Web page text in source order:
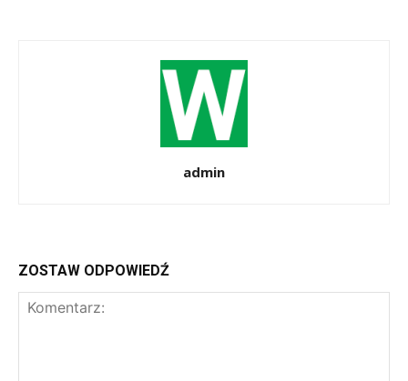
admin
ZOSTAW ODPOWIEDŹ